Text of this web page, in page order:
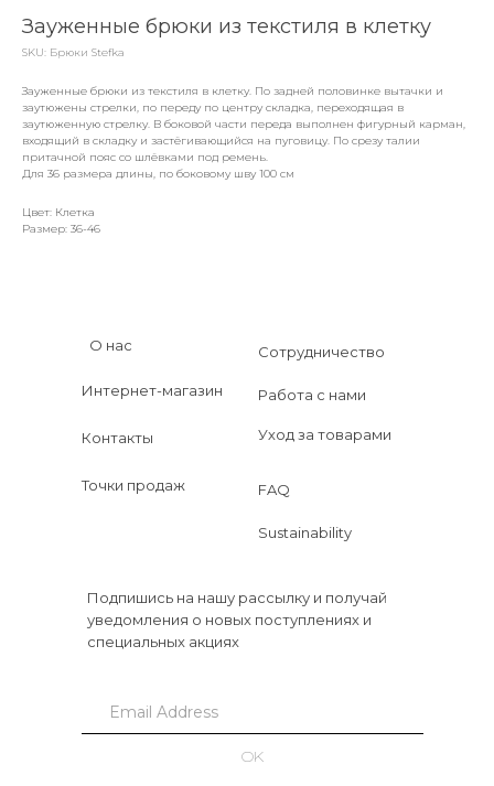
Зауженные брюки из текстиля в клетку
SKU: Брюки Stefka
Зауженные брюки из текстиля в клетку. По задней половинке вытачки и
заутюжены стрелки, по переду по центру складка, переходящая в
заутюженную стрелку. В боковой части переда выполнен фигурный карман,
входящий в складку и застёгивающийся на пуговицу. По срезу талии
притачной пояс со шлёвками под ремень.
Для 36 размера длины, по боковому шву 100 см
Цвет: Клетка
Размер: 36-46
Уход за товарами
Контакты
Подпишись на нашу рассылку и получай
уведомления о новых поступлениях и
специальных акциях
О нас
FAQ
Sustainability
Сотрудничество
Работа с нами
Точки продаж
Интернет-магазин
OK